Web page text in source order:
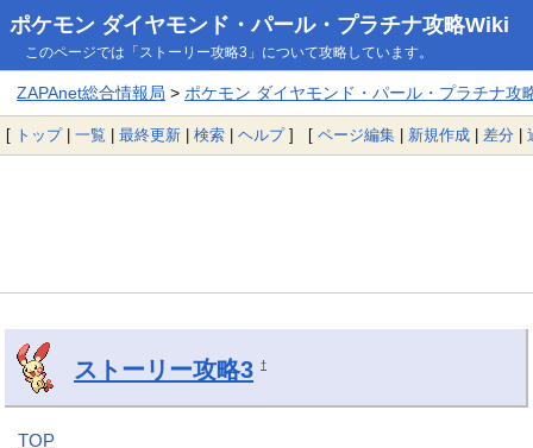
ポケモン ダイヤモンド・パール・プラチナ攻略Wiki
このページでは「ストーリー攻略3」について攻略しています。
ZAPAnet総合情報局 > ポケモン ダイヤモンド・パール・プラチナ攻
[ トップ| 一覧 | 最終更新 | 検索 | ヘルプ] [ ページ編集 | 新規作成 | 差分 |
ストーリー攻略3 †
TOP